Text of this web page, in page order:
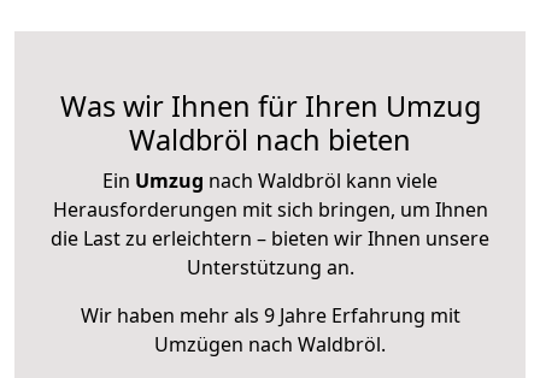
Was wir Ihnen für Ihren Umzug
Waldbröl nach bieten
Ein Umzug nach Waldbröl kann viele
Herausforderungen mit sich bringen, um Ihnen
die Last zu erleichtern – bieten wir Ihnen unsere
Unterstützung an.
Wir haben mehr als 9 Jahre Erfahrung mit
Umzügen nach Waldbröl.